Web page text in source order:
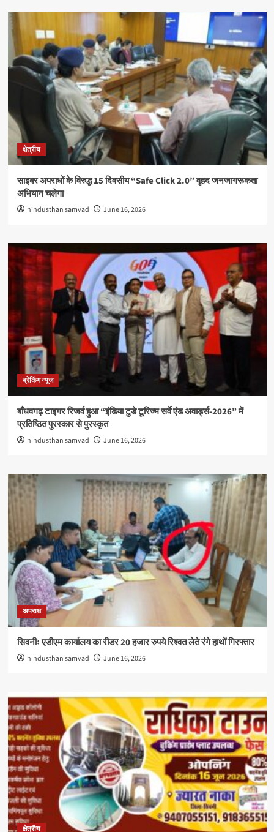
क्षेत्रीय
साइबर अपराधों के विरुद्ध 15 दिवसीय “Safe Click 2.0” वृहद जनजागरूकता
अभियान चलेगा
hindusthan samvad June 16, 2026
ब्रेकिंग न्यूज
बाँधवगढ़ टाइगर रिजर्व हुआ “इंडिया टुडे टूरिज्म सर्वे एंड अवार्ड्स-2026” में
प्रतिष्ठित पुरस्कार से पुरस्कृत
hindusthan samvad June 16, 2026
अपराध
सिवनीः एडीएम कार्यालय का रीडर 20 हजार रुपये रिश्वत लेते रंगे हाथों गिरफ्तार
hindusthan samvad June 16, 2026
क्षेत्रीय